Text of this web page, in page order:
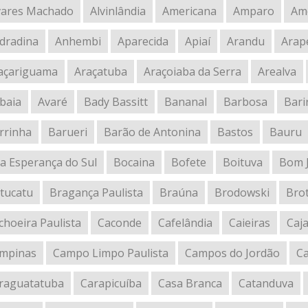
Machado Alvinlândia Americana Amparo
Anhembi Aparecida Apiaí Arandu
Araçatuba Araçoiaba da Serra
Arealva
Avaré Bady Bassitt Bananal Barbosa
Barueri Barão de Antonina Bastos
Bauru
Esperança do Sul
Bocaina Bofete Boituva
Bom
Bragança Paulista Braúna Brodowski
Paulista
Caconde Cafelândia Caieiras
Campo Limpo Paulista Campos do Jordão
Carapicuíba Casa Branca
Catanduva